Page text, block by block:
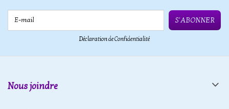
S'ABONNER
Déclaration de Confidentialité
Nous joindre